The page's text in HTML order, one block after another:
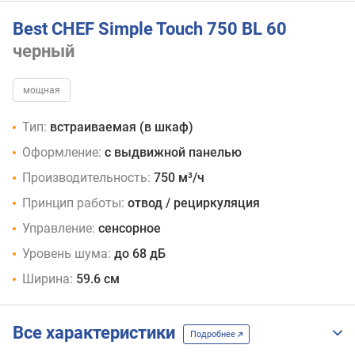
Best CHEF Simple Touch 750 BL 60
черный
мощная
Тип: встраиваемая (в шкаф)
Оформление: с выдвижной панелью
Производительность: 750 м³/ч
Принцип работы: отвод / рециркуляция
Управление: сенсорное
Уровень шума: до 68 дБ
Ширина: 59.6 см
Все характеристики Подробнее